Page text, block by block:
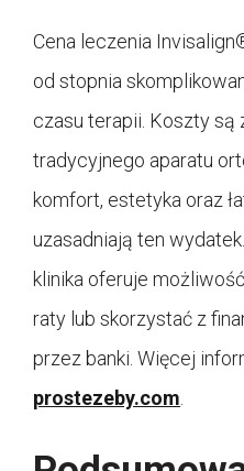
Cena leczenia
od stopnia
czasu terapii. Koszty
tradycyjnego aparatu
komfort, estetyka oraz
uzasadniają ten
klinika oferuje
raty lub skorzystać z
przez banki. Więcej
prostezeby.com